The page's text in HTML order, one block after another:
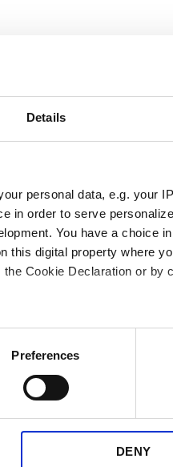
Details
personal data, e.g. your
in order to serve
You have a choice
this digital property where
Cookie Declaration or by
location which
scanning it for specific
with our social media,
to them or that they’ve
Preferences
DENY
Vi vet at
utvider vi
de
Se alle